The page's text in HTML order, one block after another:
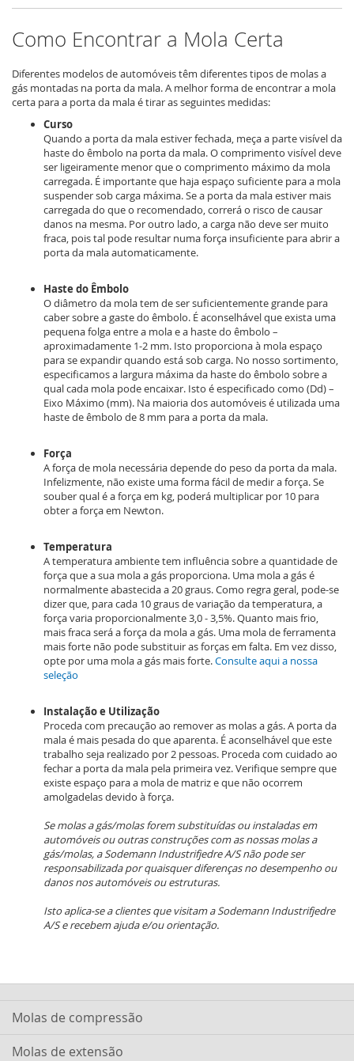
Como Encontrar a Mola Certa
Diferentes modelos de automóveis têm diferentes tipos de molas a
gás montadas na porta da mala. A melhor forma de encontrar a mola
certa para a porta da mala é tirar as seguintes medidas:
Curso
Quando a porta da mala estiver fechada, meça a parte visível da
haste do êmbolo na porta da mala. O comprimento visível deve
ser ligeiramente menor que o comprimento máximo da mola
carregada. É importante que haja espaço suficiente para a mola
suspender sob carga máxima. Se a porta da mala estiver mais
carregada do que o recomendado, correrá o risco de causar
danos na mesma. Por outro lado, a carga não deve ser muito
fraca, pois tal pode resultar numa força insuficiente para abrir a
porta da mala automaticamente.
Haste do Êmbolo
O diâmetro da mola tem de ser suficientemente grande para
caber sobre a gaste do êmbolo. É aconselhável que exista uma
pequena folga entre a mola e a haste do êmbolo –
aproximadamente 1-2 mm. Isto proporciona à mola espaço
para se expandir quando está sob carga. No nosso sortimento,
especificamos a largura máxima da haste do êmbolo sobre a
qual cada mola pode encaixar. Isto é especificado como (Dd) –
Eixo Máximo (mm). Na maioria dos automóveis é utilizada uma
haste de êmbolo de 8 mm para a porta da mala.
Força
A força de mola necessária depende do peso da porta da mala.
Infelizmente, não existe uma forma fácil de medir a força. Se
souber qual é a força em kg, poderá multiplicar por 10 para
obter a força em Newton.
Temperatura
A temperatura ambiente tem influência sobre a quantidade de
força que a sua mola a gás proporciona. Uma mola a gás é
normalmente abastecida a 20 graus. Como regra geral, pode-se
dizer que, para cada 10 graus de variação da temperatura, a
força varia proporcionalmente 3,0 - 3,5%. Quanto mais frio,
mais fraca será a força da mola a gás. Uma mola de ferramenta
mais forte não pode substituir as forças em falta. Em vez disso,
opte por uma mola a gás mais forte.Consulte aqui a nossa
seleção
Instalação e Utilização
Proceda com precaução ao remover as molas a gás. A porta da
mala é mais pesada do que aparenta. É aconselhável que este
trabalho seja realizado por 2 pessoas. Proceda com cuidado ao
fechar a porta da mala pela primeira vez. Verifique sempre que
existe espaço para a mola de matriz e que não ocorrem
amolgadelas devido à força.
Se molas a gás/molas forem substituídas ou instaladas em
automóveis ou outras construções com as nossas molas a
gás/molas, a Sodemann Industrifjedre A/S não pode ser
responsabilizada por quaisquer diferenças no desempenho ou
danos nos automóveis ou estruturas.
Isto aplica-se a clientes que visitam a Sodemann Industrifjedre
A/S e recebem ajuda e/ou orientação.
Molas de compressão
Molas de extensão